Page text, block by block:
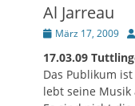
Al Jarreau
Posted
März 17, 2009
17.03.09
Das Publikum ist
lebt seine